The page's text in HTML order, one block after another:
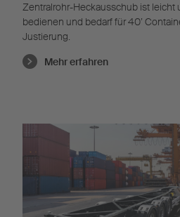
Zentralrohr-Heckausschub ist leicht
bedienen und bedarf für 40’
Justierung.
Mehr erfahren